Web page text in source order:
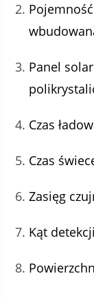
Panel
Czas
Czas
Zasięg
Kąt